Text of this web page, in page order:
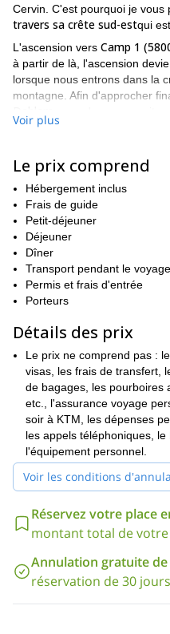
Cervin. C'est pourquoi je vous
travers sa crête sud-estqui
L'ascension vers Camp 1
à partir de là, l'ascension
lorsque nous entrons dans la
montagne. Afin d'approcher
45 degrés.
comprend également
retrouverons à Katmandou où
équipement et nous nous
le processus d'acclimatation
travers Namche Bazar et
Dingboche. Le 12e jour, nous
près du pic de Lobuche pour
13e jour.
Après cela, nous devons
commence le 16e jour.. Une
redescendrons en trekking
l'avion pour Katmandou, où
c'est un exemple d'itinéraire
météo et des conditions du
En ce qui concerne les
gardez à l'esprit queL'Ama
Vous devez avoir une
des cordes et des
Et si vous n'avez pas
d'escalade, je vous
avant de faire cela.
de base de l'Everest . C'est
votre corps et revoir certaines
l'ascension.
N'hésitez pas à me
Je serai très heureux de
Voir plus
Le prix comprend
Hébergement inclus
Frais de guide
Petit-déjeuner
Déjeuner
Dîner
Transport pendant le voyage
Permis et frais d'entrée
Porteurs
Détails des prix
Le prix ne comprend pas :
visas, les frais de transfert,
de bagages, les pourboires
etc., l'assurance voyage
soir à KTM, les dépenses
les appels téléphoniques,
l'équipement personnel.
Voir les conditions
Réservez votre place
montant total de
Annulation gratuite de
réservation de 30